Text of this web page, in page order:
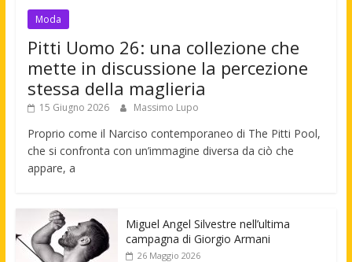
Moda
Pitti Uomo 26: una collezione che
mette in discussione la percezione
stessa della maglieria
15 Giugno 2026 Massimo Lupo
Proprio come il Narciso contemporaneo di The Pitti Pool,
che si confronta con un’immagine diversa da ciò che
appare, a
Miguel Angel Silvestre nell’ultima
campagna di Giorgio Armani
26 Maggio 2026